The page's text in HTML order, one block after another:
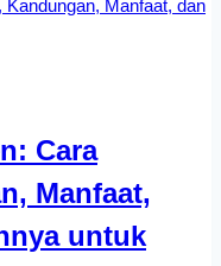
Cara
Manfaat,
untuk